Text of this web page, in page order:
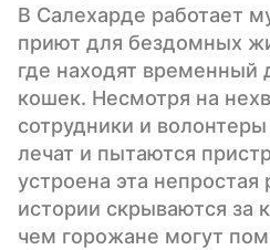
В Салехарде работает
приют для бездомных
где находят временный
кошек. Несмотря на
сотрудники и
лечат и пытаются
устроена эта непростая
истории скрываются
чем горожане могут